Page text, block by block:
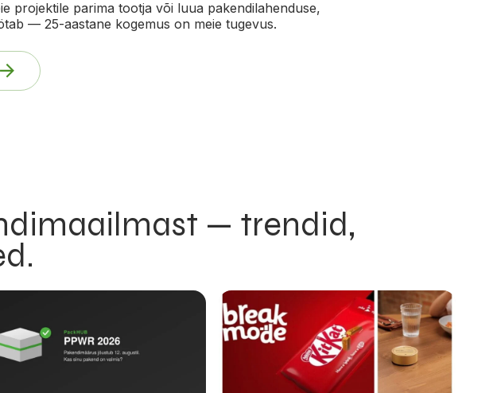
projektile parima tootja või luua pakendilahenduse,
— 25-aastane kogemus on meie tugevus.
— trendid,